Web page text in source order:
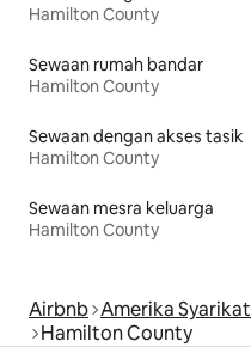
Hamilton County
Sewaan rumah bandar
Hamilton County
Sewaan dengan akses tasik
Hamilton County
Sewaan mesra keluarga
Hamilton County
Airbnb Amerika Syarikat
Hamilton County